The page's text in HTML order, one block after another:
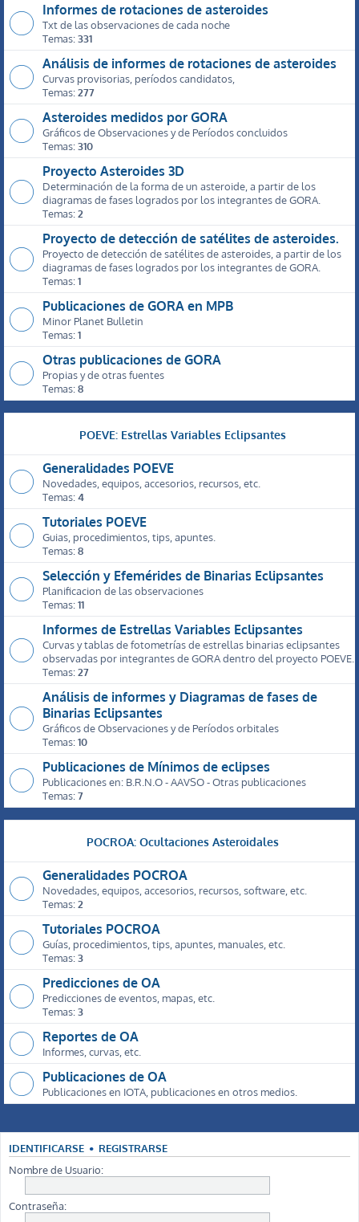
Informes de rotaciones de asteroides
Txt de las observaciones de cada noche
Temas:331
Análisis de informes de rotaciones de asteroides
Curvas provisorias, períodos candidatos,
Temas:277
Asteroides medidos por GORA
Gráficos de Observaciones y de Períodos concluidos
Temas:310
Proyecto Asteroides 3D
Determinación de la forma de un asteroide, a partir de los
diagramas de fases logrados por los integrantes de GORA.
Temas:2
Proyecto de detección de satélites de asteroides.
Proyecto de detección de satélites de asteroides, a partir de los
diagramas de fases logrados por los integrantes de GORA.
Temas:1
Publicaciones de GORA en MPB
Minor Planet Bulletin
Temas:1
Otras publicaciones de GORA
Propias y de otras fuentes
Temas:8
POEVE: Estrellas Variables Eclipsantes
Generalidades POEVE
Novedades, equipos, accesorios, recursos, etc.
Temas:4
Tutoriales POEVE
Guias, procedimientos, tips, apuntes.
Temas:8
Selección y Efemérides de Binarias Eclipsantes
Planificacion de las observaciones
Temas:11
Informes de Estrellas Variables Eclipsantes
Curvas y tablas de fotometrías de estrellas binarias eclipsantes
observadas por integrantes de GORA dentro del proyecto POEVE.
Temas:27
Análisis de informes y Diagramas de fases de
Binarias Eclipsantes
Gráficos de Observaciones y de Períodos orbitales
Temas:10
Publicaciones de Mínimos de eclipses
Publicaciones en: B.R.N.O - AAVSO - Otras publicaciones
Temas:7
POCROA: Ocultaciones Asteroidales
Generalidades POCROA
Novedades, equipos, accesorios, recursos, software, etc.
Temas:2
Tutoriales POCROA
Guías, procedimientos, tips, apuntes, manuales, etc.
Temas:3
Predicciones de OA
Predicciones de eventos, mapas, etc.
Temas:3
Reportes de OA
Informes, curvas, etc.
Publicaciones de OA
Publicaciones en IOTA, publicaciones en otros medios.
IDENTIFICARSE • REGISTRARSE
Nombre de Usuario:
Contraseña: